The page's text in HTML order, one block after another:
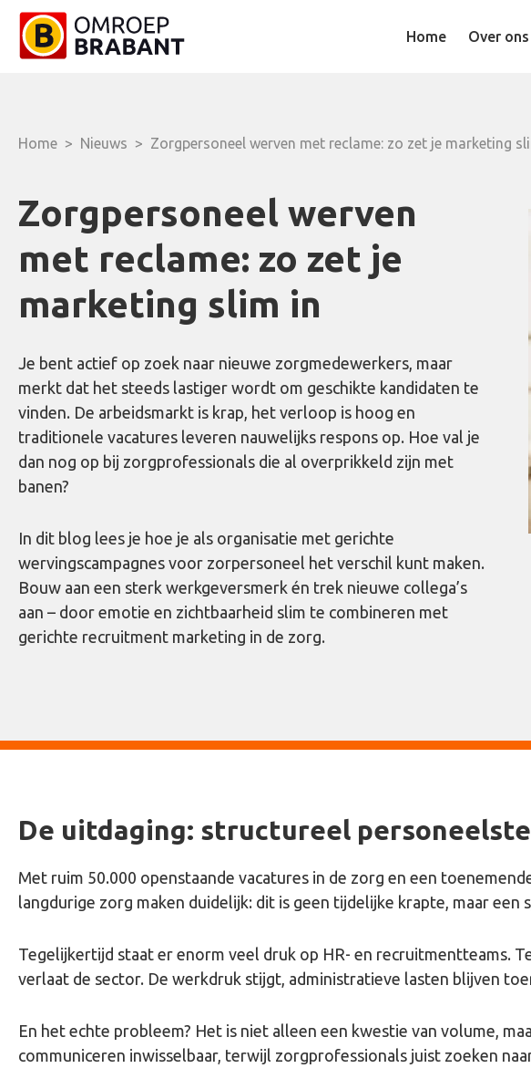
Home Over ons
Home > Nieuws > Zorgpersoneel werven met reclame: zo zet je marketing
Zorgpersoneel werven
met reclame: zo zet je
marketing slim in
Je bent actief op zoek naar nieuwe zorgmedewerkers, maar
merkt dat het steeds lastiger wordt om geschikte kandidaten te
vinden. De arbeidsmarkt is krap, het verloop is hoog en
traditionele vacatures leveren nauwelijks respons op. Hoe val je
dan nog op bij zorgprofessionals die al overprikkeld zijn met
banen?
In dit blog lees je hoe je als organisatie met gerichte
wervingscampagnes voor zorpersoneel het verschil kunt maken.
Bouw aan een sterk werkgeversmerk én trek nieuwe collega’s
aan – door emotie en zichtbaarheid slim te combineren met
gerichte recruitment marketing in de zorg.
De uitdaging: structureel
Met ruim 50.000 openstaande vacatures in de zorg en een
langdurige zorg maken duidelijk: dit is geen tijdelijke krapte, maar een
Tegelijkertijd staat er enorm veel druk op HR- en recruitmentteams.
verlaat de sector. De werkdruk stijgt, administratieve lasten blijven
En het echte probleem? Het is niet alleen een kwestie van volume,
communiceren inwisselbaar, terwijl zorgprofessionals juist zoeken